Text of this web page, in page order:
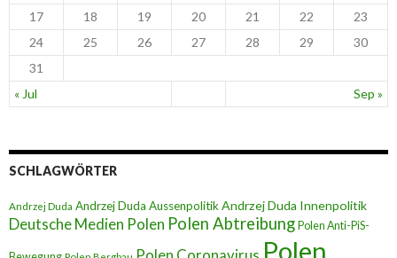
« Jul Sep »
17
18 19 20 21 22
23
24
25 26 27 28 29
30
31
SCHLAGWÖRTER
Andrzej Duda Andrzej Duda AussenpolitikAndrzej Duda Innenpolitik
Deutsche Medien Polen Polen Abtreibung Polen Anti-PiS-
Polen